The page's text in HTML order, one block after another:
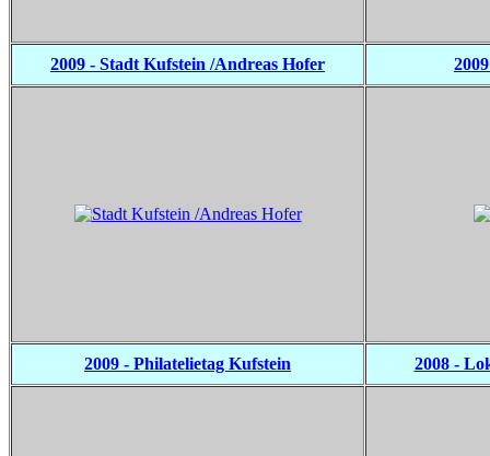
2009 - Stadt Kufstein /Andreas Hofer
2009 - Philatelietag Kufstein 2008 -